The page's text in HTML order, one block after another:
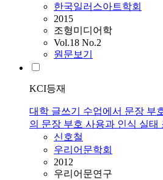
한국일러스아트학회
2015
조형미디어학
Vol.18 No.2
원문보기
KCI등재
대학 글쓰기 수업에서 문장 부
의 문장 부호 사용과 인식 실태
신호철
우리어문학회
2012
우리어문연구